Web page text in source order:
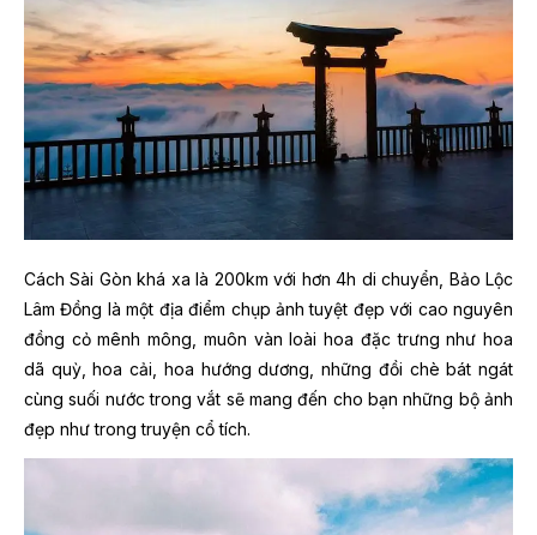
Cách Sài Gòn khá xa là 200km với hơn 4h di chuyển, Bảo Lộc
Lâm Đồng là một địa điểm chụp ảnh tuyệt đẹp với cao nguyên
đồng cỏ mênh mông, muôn vàn loài hoa đặc trưng như hoa
dã quỳ, hoa cải, hoa hướng dương, những đồi chè bát ngát
cùng suối nước trong vắt sẽ mang đến cho bạn những bộ ảnh
đẹp như trong truyện cổ tích.